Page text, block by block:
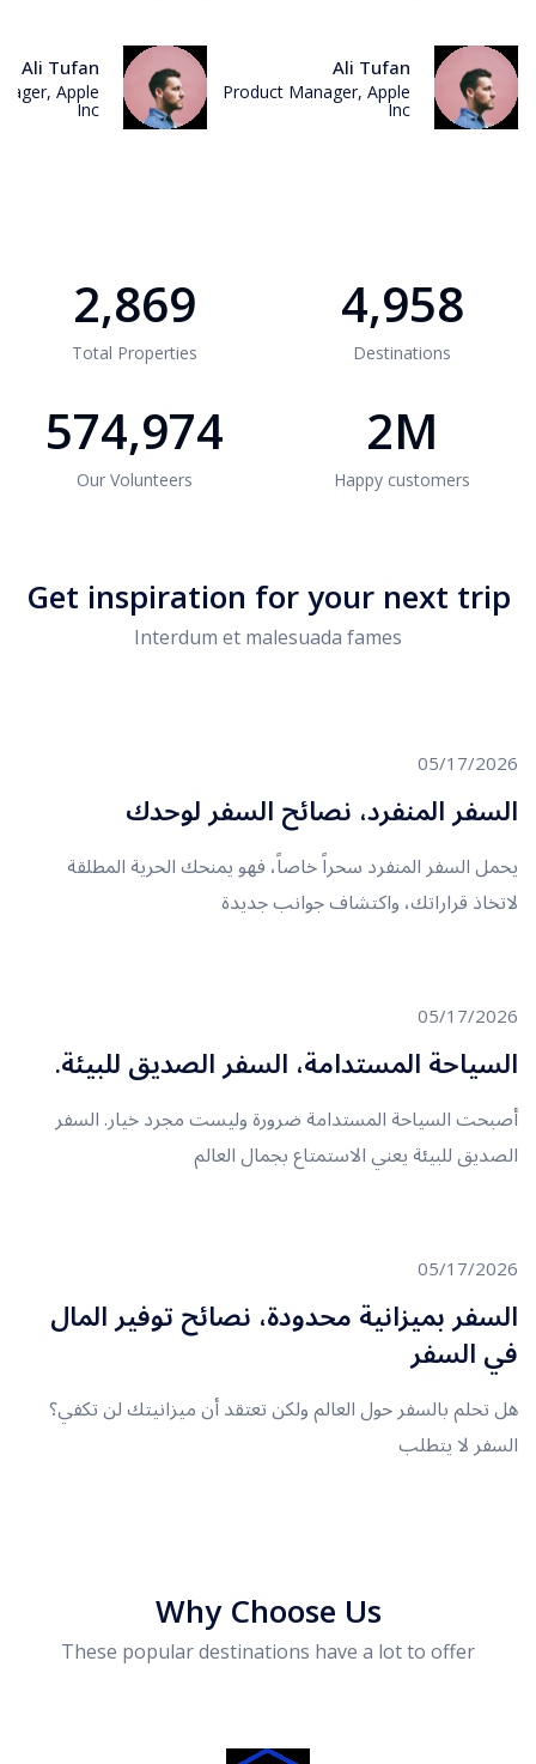
Ali Tufan
Product Manager, Apple
Inc
Ali Tufan
Apple
Inc
4,958
Destinations
2,869
Total Properties
2M
Happy customers
574,974
Our Volunteers
Get inspiration for your next trip
Interdum et malesuada fames
05/17/2026
السفر المنفرد، نصائح السفر لوحدك
يحمل السفر المنفرد سحراً خاصاً، فهو يمنحك الحرية المطلقة
لاتخاذ قراراتك، واكتشاف جوانب جديدة
05/17/2026
السياحة المستدامة، السفر الصديق للبيئة.
أصبحت السياحة المستدامة ضرورة وليست مجرد خيار. السفر
الصديق للبيئة يعني الاستمتاع بجمال العالم
05/17/2026
السفر بميزانية محدودة، نصائح توفير المال
في السفر
هل تحلم بالسفر حول العالم ولكن تعتقد أن ميزانيتك لن تكفي؟
السفر لا يتطلب
Why Choose Us
These popular destinations have a lot to offer